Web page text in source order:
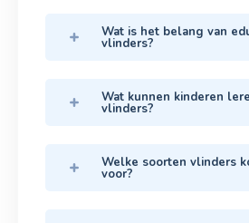
Wat is het belang van
vlinders?
Wat kunnen kinderen
vlinders?
Welke soorten vlinders
voor?